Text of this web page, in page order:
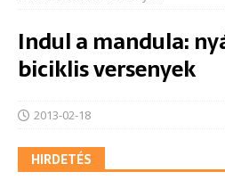
Indul a mandula:
biciklis versenyek
2013-02-18
HIRDETÉS